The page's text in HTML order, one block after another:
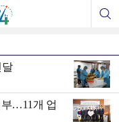
부…11개 업